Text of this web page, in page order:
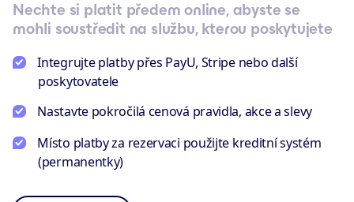
Nechte si platit předem online, abyste se
mohli soustředit na službu, kterou poskytujete
Integrujte platby přes PayU, Stripe nebo další
poskytovatele
Nastavte pokročilá cenová pravidla, akce a slevy
Místo platby za rezervaci použijte kreditní systém
(permanentky)